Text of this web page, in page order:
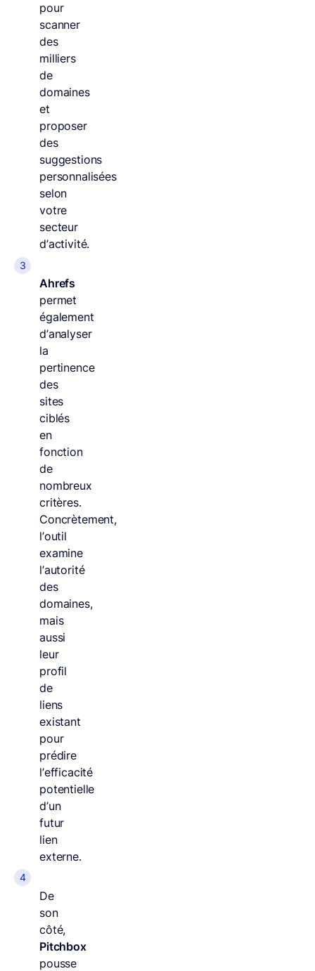
pour
scanner
des
milliers
de
domaines
et
proposer
des
suggestions
personnalisées
selon
votre
secteur
d’activité.
Ahrefs
permet
également
d’analyser
la
pertinence
des
sites
ciblés
en
fonction
de
nombreux
critères.
Concrètement,
l’outil
examine
l’autorité
des
domaines,
mais
aussi
leur
profil
de
liens
existant
pour
prédire
l’efficacité
potentielle
d’un
futur
lien
externe.
De
son
côté,
Pitchbox
pousse